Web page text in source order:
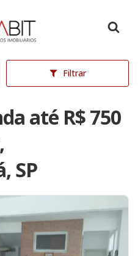
Filtrar
até R$ 750
SP